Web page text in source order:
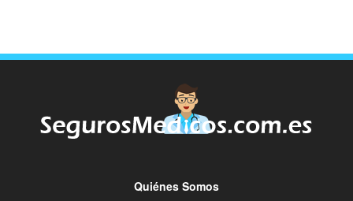
Quiénes Somos